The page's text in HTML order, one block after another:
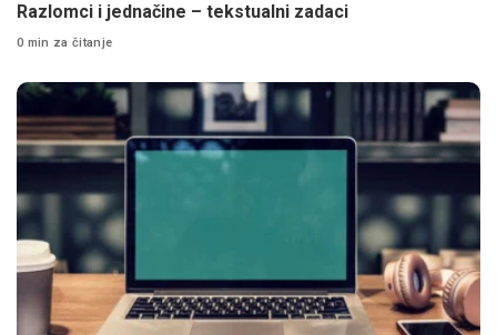
Razlomci i jednačine – tekstualni zadaci
0 min za čitanje